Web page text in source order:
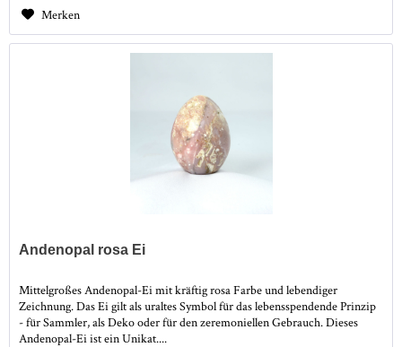
Merken
Andenopal rosa Ei
Mittelgroßes Andenopal-Ei mit kräftig rosa Farbe und lebendiger
Zeichnung. Das Ei gilt als uraltes Symbol für das lebensspendende Prinzip
- für Sammler, als Deko oder für den zeremoniellen Gebrauch. Dieses
Andenopal-Ei ist ein Unikat....